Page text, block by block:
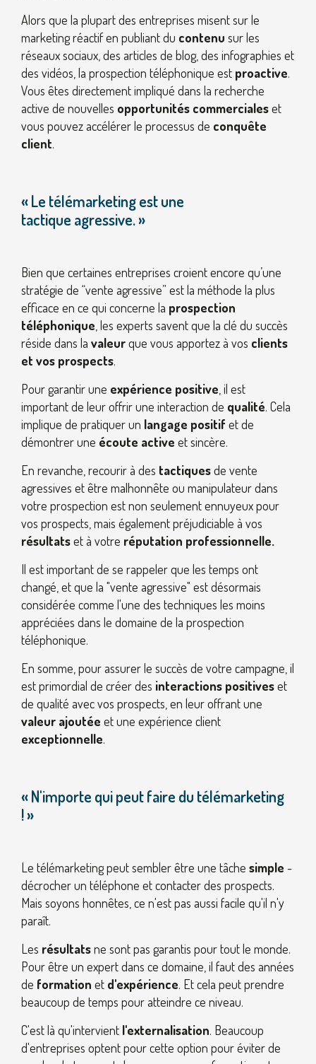
Alors que la plupart des entreprises misent sur le
marketing réactif en publiant du contenu sur les
réseaux sociaux, des articles de blog, des infographies et
des vidéos, la prospection téléphonique est proactive.
Vous êtes directement impliqué dans la recherche
active de nouvelles opportunités commercialeset
vous pouvez accélérer le processus de conquête
client.
« Le télémarketing est une
tactique agressive. »
Bien que certaines entreprises croient encore qu’une
stratégie de “vente agressive” est la méthode la plus
efficace en ce qui concerne la prospection
téléphonique , les experts savent que la clé du succès
réside dans la valeurque vous apportez à vos clients
et vos prospects.
Pour garantir une expérience positive , il est
important de leur offrir une interaction de qualité. Cela
implique de pratiquer un langage positif et de
démontrer une écoute active et sincère.
En revanche, recourir à des tactiquesde vente
agressives et être malhonnête ou manipulateur dans
votre prospection est non seulement ennuyeux pour
vos prospects, mais également préjudiciable à vos
résultatset à votre réputation professionnelle.
Il est important de se rappeler que les temps ont
changé, et que la "vente agressive" est désormais
considérée comme l'une des techniques les moins
appréciées dans le domaine de la prospection
téléphonique.
En somme, pour assurer le succès de votre campagne, il
est primordial de créer des interactions positiveset
de qualité avec vos prospects, en leur offrant une
valeur ajoutée et une expérience client
exceptionnelle.
« N'importe qui peut faire du télémarketing
! »
Le télémarketing peut sembler être une tâche simple -
décrocher un téléphone et contacter des prospects.
Mais soyons honnêtes, ce n'est pas aussi facile qu'il n'y
paraît.
Les résultatsne sont pas garantis pour tout le monde.
Pour être un expert dans ce domaine, il faut des années
de formation et d'expérience. Et cela peut prendre
beaucoup de temps pour atteindre ce niveau.
C'est là qu'intervient l'externalisation. Beaucoup
d'entreprises optent pour cette option pour éviter de